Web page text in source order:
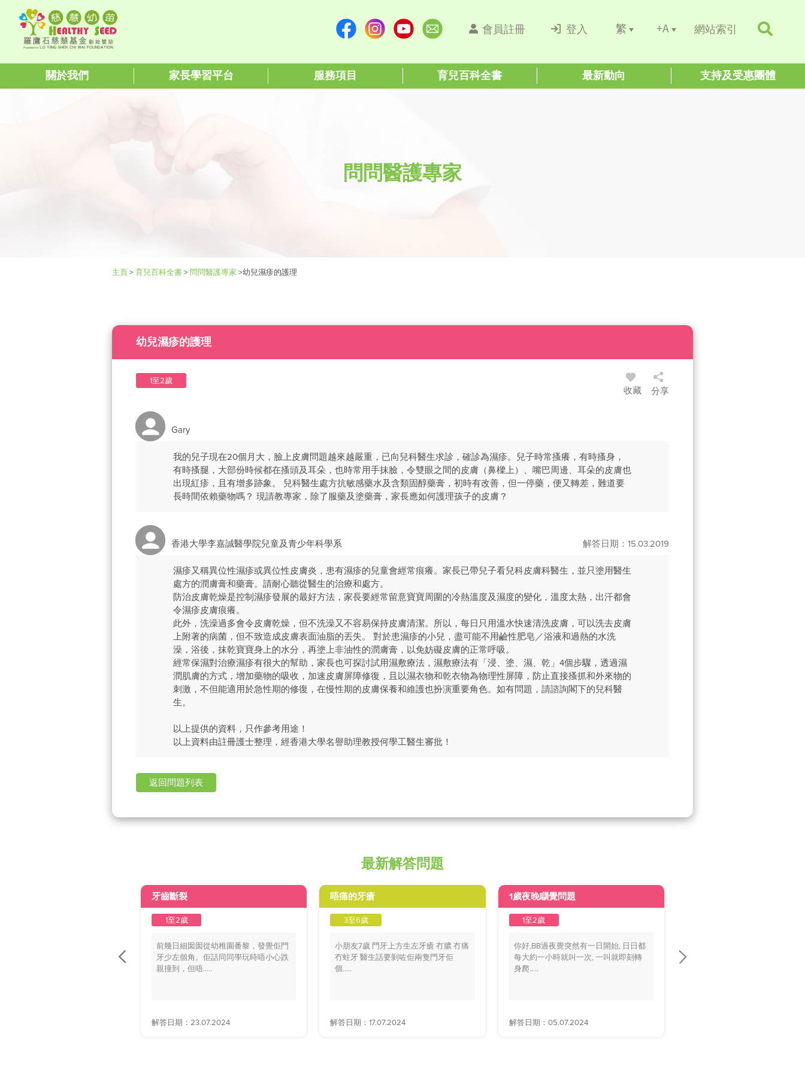
會員註冊 登入 繁 +A 網站索引
關於我們 家長學習平台 服務項目 育兒百科全書 最新動向 支持及受惠團體
問問醫護專家
主頁> 育兒百科全書> 問問醫護專家 >幼兒濕疹的護理
幼兒濕疹的護理
1至2歲
收藏 分享
Gary
我的兒子現在20個月大，臉上皮膚問題越來越嚴重，已向兒科醫生求診，確診為濕疹。兒子時常搔癢，有時搔身，
有時搔腿，大部份時候都在搔頭及耳朵，也時常用手抹臉，令雙眼之間的皮膚（鼻樑上）、嘴巴周邊、耳朵的皮膚也
出現紅疹，且有增多跡象。 兒科醫生處方抗敏感藥水及含類固醇藥膏，初時有改善，但一停藥，便又轉差，難道要
長時間依賴藥物嗎？ 現請教專家，除了服藥及塗藥膏，家長應如何護理孩子的皮膚？
香港大學李嘉誠醫學院兒童及青少年科學系 解答日期：15.03.2019
濕疹又稱異位性濕疹或異位性皮膚炎，患有濕疹的兒童會經常痕癢。家長已帶兒子看兒科皮膚科醫生，並只塗用醫生
處方的潤膚膏和藥膏。請耐心聽從醫生的治療和處方。
防治皮膚乾燥是控制濕疹發展的最好方法，家長要經常留意寶寶周圍的冷熱溫度及濕度的變化，溫度太熱，出汗都會
令濕疹皮膚痕癢。
此外，洗澡過多會令皮膚乾燥，但不洗澡又不容易保持皮膚清潔。所以，每日只用溫水快速清洗皮膚，可以洗去皮膚
上附著的病菌，但不致造成皮膚表面油脂的丟失。 對於患濕疹的小兒，盡可能不用鹼性肥皂／浴液和過熱的水洗
澡，浴後，抹乾寶寶身上的水分，再塗上非油性的潤膚膏，以免妨礙皮膚的正常呼吸。
經常保濕對治療濕疹有很大的幫助，家長也可探討試用濕敷療法，濕敷療法有「浸、塗、濕、乾」4個步驟，透過濕
潤肌膚的方式，增加藥物的吸收，加速皮膚屏障修復，且以濕衣物和乾衣物為物理性屏障，防止直接搔抓和外來物的
刺激，不但能適用於急性期的修復，在慢性期的皮膚保養和維護也扮演重要角色。如有問題，請諮詢閣下的兒科醫
生。
以上提供的資料，只作參考用途！
以上資料由註冊護士整理，經香港大學名譽助理教授何學工醫生審批！
返回問題列表
最新解答問題
牙齒斷裂
1至2歲
前幾日細囡囡從幼稚園番黎，發覺佢門
牙少左個角。佢話同同學玩時唔小心跌
親撞到，但唔.....
解答日期：23.07.2024
唔痛的牙瘡
3至6歲
小朋友7歲 門牙上方生左牙瘡 冇膿 冇痛
冇蛀牙 醫生話要剝咗佢兩隻門牙佢
個.....
解答日期：17.07.2024
1歲夜晚瞓覺問題
1至2歲
你好,BB過夜覺突然有一日開始, 日日都
每大約一小時就叫一次, 一叫就即刻轉
身爬.....
解答日期：05.07.2024